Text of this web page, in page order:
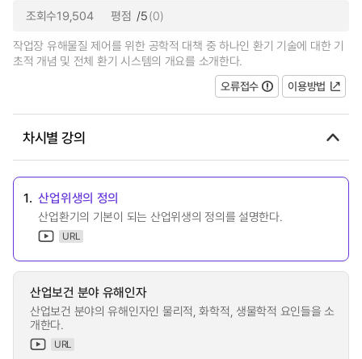
조회수19,504 평점 /5(0)
작업장 유해물질 제어를 위한 공학적 대책 중 하나인 환기 기술에 대한 기
초적 개념 및 전체 환기 시스템의 개요를 소개한다.
오류접수
이용방법
차시별 강의
1. 산업위생의 정의
산업환기의 기본이 되는 산업위생의 정의를 설명한다.
URL
산업보건 분야 유해인자
산업보건 분야의 유해인자인 물리적, 화학적, 생물학적 요인들을 소
개한다.
URL